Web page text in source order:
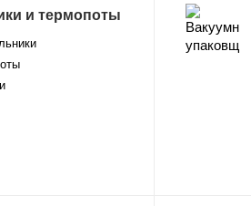
и термопоты